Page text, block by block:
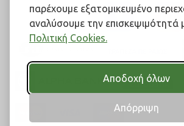
παρέχουμε εξατομικευμένο
αναλύσουμε την επισκεψιμότητά
Πολιτική Cookies.
Αποδοχή όλων
Απόρριψη